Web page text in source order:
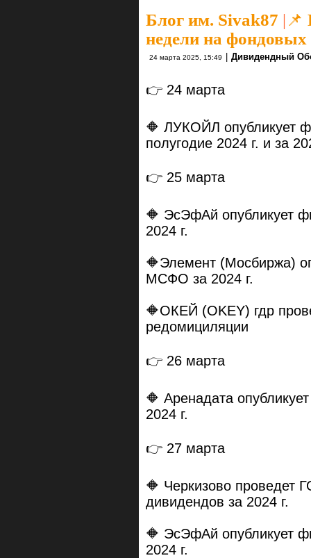
Блог им. Sivak87 |📌
недели на
24 марта 2025, 15:49 Дивидендный
👉 24 марта
🔶 ЛУКОЙЛ опубликует
полугодие 2024 г. и за
👉 25 марта
🔶 ЭсЭфАй опубликует
2024 г.
🔶Элемент (Мосбиржа)
МСФО за 2024 г.
🔶ОКЕЙ (OKEY) гдр
редомициляции
👉 26 марта
🔶 Аренадата
2024 г.
👉 27 марта
🔶 Черкизово проведет
дивидендов за 2024 г.
🔶 ЭсЭфАй опубликует
2024 г.